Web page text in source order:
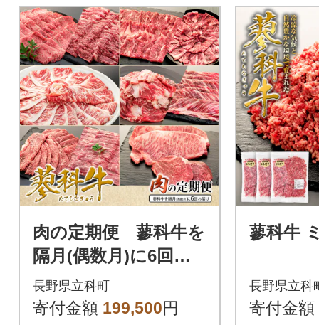
肉の定期便 蓼科牛を
隔月(偶数月)に6回お
届け
長野県立科町
寄付金額 199,500円
蓼科牛
長野県立科
寄付金額